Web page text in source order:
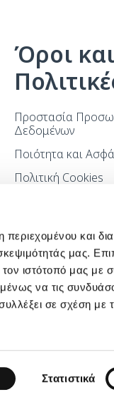
περιεχομένου και
μας.
ιστότοπό μας με
να τις
σε σχέση
Στατιστικά
Όροι και
Προστασία
Δεδομένων
Ποιότητα και
Πολιτική Cookies
Διαγωνισμού
Πολιτική Βίας και
Παρενόχλησης
Πολιτική